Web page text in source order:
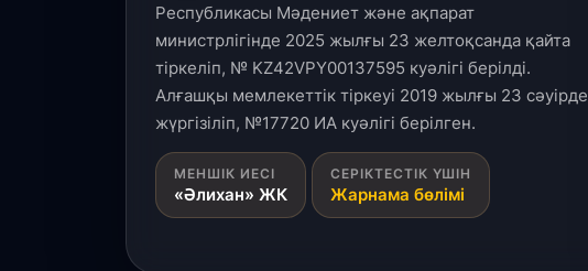
Республикасы Мәдениет және ақпарат
министрлігінде 2025 жылғы 23 желтоқсанда қайта
тіркеліп, № KZ42VPY00137595 куәлігі берілді.
Алғашқы мемлекеттік тіркеуі 2019 жылғы 23 сәуірде
жүргізіліп, №17720 ИА куәлігі берілген.
МЕНШІК ИЕСІ
«Әлихан» ЖК
СЕРІКТЕСТІК ҮШІН
Жарнама бөлімі